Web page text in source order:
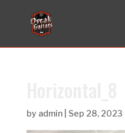
by admin| Sep 28, 2023